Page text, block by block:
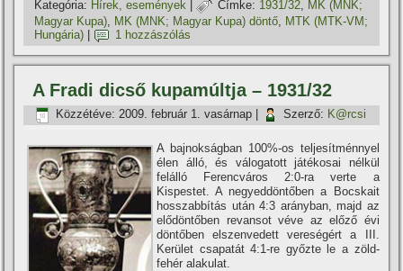
Kategória: Hí­rek, események | Címke: 1931/32, MK (MNK;
Magyar Kupa)
MK (MNK; Magyar Kupa) döntő
MTK (MTK-VM;
Hungária)
1 hozzászólás
A Fradi dicső kupamúltja – 1931/32
Közzétéve: 2009. február 1. vasárnap Szerző: K@rcsi
A bajnokságban 100%-os teljesí­tménnyel
élen álló, és válogatott játékosai nélkül
felálló Ferencváros 2:0-ra verte a
Kispestet. A negyeddöntőben a Bocskait
hosszabbí­tás után 4:3 arányban, majd az
elődöntőben revansot véve az előző évi
döntőben elszenvedett vereségért a III.
Kerület csapatát 4:1-re győzte le a zöld-
fehér alakulat.